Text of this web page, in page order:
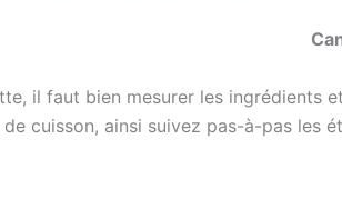
il faut bien mesurer les ingrédients
cuisson, ainsi suivez pas-à-pas les